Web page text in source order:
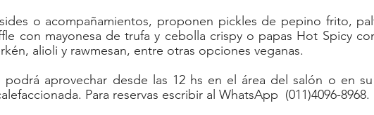
o acompañamientos, proponen pickles de pepino frito,
con mayonesa de trufa y cebolla crispy o papas Hot Spicy
alioli y rawmesan, entre otras opciones veganas.
podrá aprovechar desde las 12 hs en el área del salón o en
Para reservas escribir al WhatsApp  (011)4096-8968.